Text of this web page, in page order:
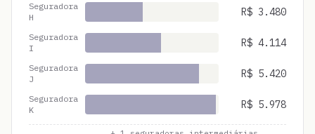
Seguradora
H
R$ 3.480
Seguradora
I
R$ 4.114
Seguradora
J
R$ 5.420
Seguradora
K
R$ 5.978